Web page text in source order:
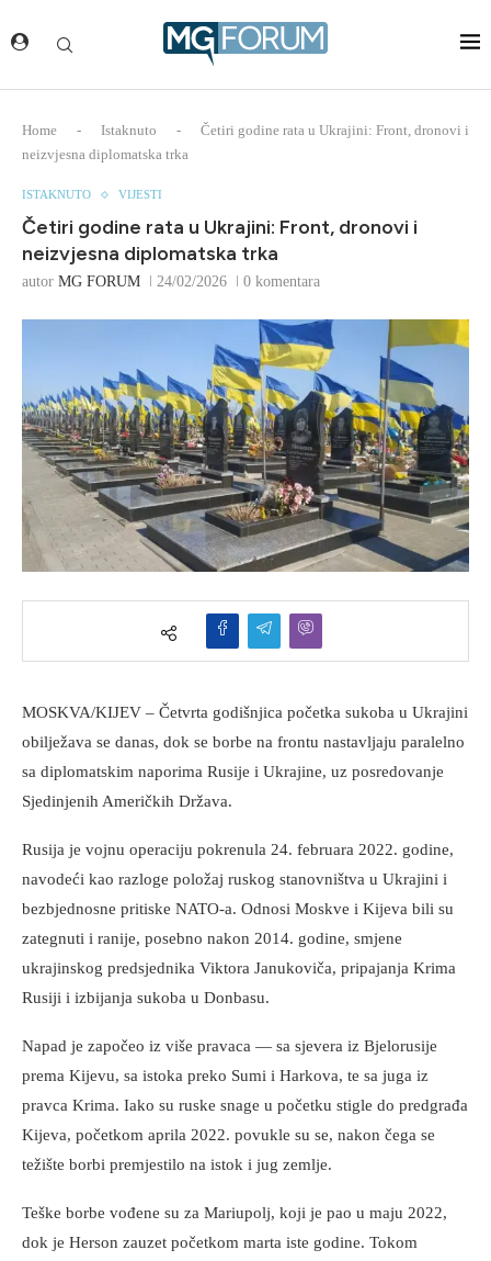
Home - Istaknuto -
Četiri godine rata u Ukrajini: Front, dronovi i
neizvjesna diplomatska trka
ISTAKNUTO VIJESTI
Četiri godine rata u Ukrajini: Front, dronovi i
neizvjesna diplomatska trka
autor MG FORUM 24/02/2026 0 komentara
MOSKVA/KIJEV – Četvrta godišnjica početka sukoba u Ukrajini
obilježava se danas, dok se borbe na frontu nastavljaju paralelno
sa diplomatskim naporima Rusije i Ukrajine, uz posredovanje
Sjedinjenih Američkih Država.
Rusija je vojnu operaciju pokrenula 24. februara 2022. godine,
navodeći kao razloge položaj ruskog stanovništva u Ukrajini i
bezbjednosne pritiske NATO-a. Odnosi Moskve i Kijeva bili su
zategnuti i ranije, posebno nakon 2014. godine, smjene
ukrajinskog predsjednika Viktora Janukoviča, pripajanja Krima
Rusiji i izbijanja sukoba u Donbasu.
Napad je započeo iz više pravaca — sa sjevera iz Bjelorusije
prema Kijevu, sa istoka preko Sumi i Harkova, te sa juga iz
pravca Krima. Iako su ruske snage u početku stigle do predgrađa
Kijeva, početkom aprila 2022. povukle su se, nakon čega se
težište borbi premjestilo na istok i jug zemlje.
Teške borbe vođene su za Mariupolj, koji je pao u maju 2022,
dok je Herson zauzet početkom marta iste godine. Tokom